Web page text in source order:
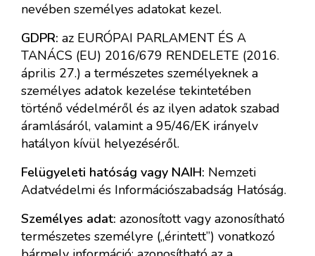
nevében személyes adatokat kezel.
GDPR: az EURÓPAI PARLAMENT ÉS A
TANÁCS (EU) 2016/679 RENDELETE (2016.
április 27.) a természetes személyeknek a
személyes adatok kezelése tekintetében
történő védelméről és az ilyen adatok szabad
áramlásáról, valamint a 95/46/EK irányelv
hatályon kívül helyezéséről.
Felügyeleti hatóság vagy NAIH: Nemzeti
Adatvédelmi és Információszabadság Hatóság.
Személyes adat: azonosított vagy azonosítható
természetes személyre („érintett”) vonatkozó